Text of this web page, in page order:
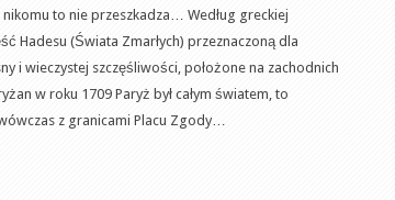
to nie przeszkadza… Według greckiej
Hadesu (Świata Zmarłych) przeznaczoną dla
i wieczystej szczęśliwości, położone na zachodnich
w roku 1709 Paryż był całym światem, to
z granicami Placu Zgody…